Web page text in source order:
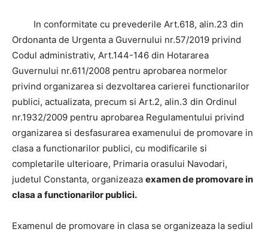
In conformitate cu prevederile Art.618, alin.23 din
Ordonanta de Urgenta a Guvernului nr.57/2019 privind
Codul administrativ, Art.144-146 din Hotararea
Guvernului nr.611/2008 pentru aprobarea normelor
privind organizarea si dezvoltarea carierei functionarilor
publici, actualizata, precum si Art.2, alin.3 din Ordinul
nr.1932/2009 pentru aprobarea Regulamentului privind
organizarea si desfasurarea examenului de promovare in
clasa a functionarilor publici, cu modificarile si
completarile ulterioare, Primaria orasului Navodari,
judetul Constanta, organizeaza examen de promovare in
clasa a functionarilor publici.
Examenul de promovare in clasa se organizeaza la sediul